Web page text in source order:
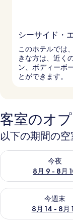
シーサイド・
このホテルでは
きな方は、近く
ン、ボディーボ
とができます。
客室のオ
以下の期間の
今夜
8月 9 - 8月
今夜 8月 9 - 8月 10
今週末
8月 14 - 8月
今週末 8月 14 - 8月